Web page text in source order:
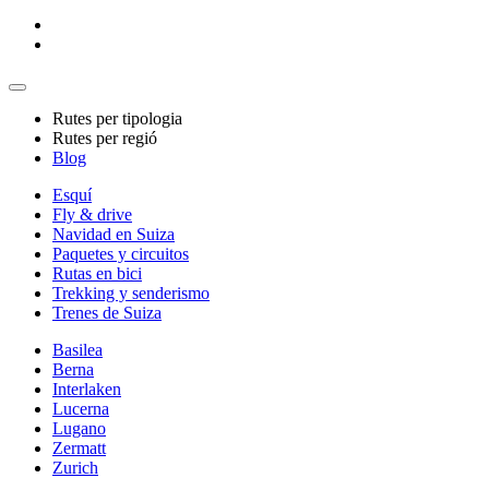
Rutes per tipologia
Rutes per regió
Blog
Esquí
Fly & drive
Navidad en Suiza
Paquetes y circuitos
Rutas en bici
Trekking y senderismo
Trenes de Suiza
Basilea
Berna
Interlaken
Lucerna
Lugano
Zermatt
Zurich